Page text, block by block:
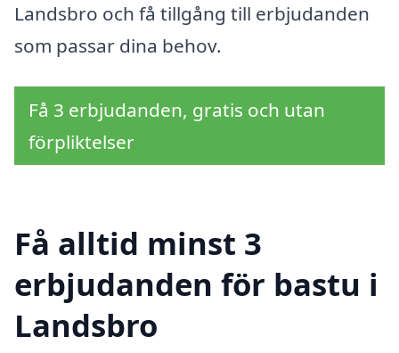
Landsbro och få tillgång till erbjudanden
som passar dina behov.
Få 3 erbjudanden, gratis och utan
förpliktelser
Få alltid minst 3
erbjudanden för bastu i
Landsbro